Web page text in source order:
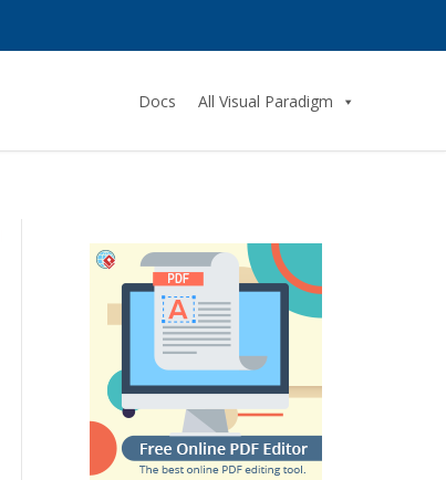
Docs All Visual Paradigm